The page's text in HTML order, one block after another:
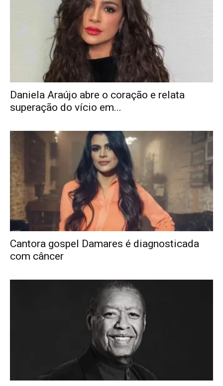
Daniela Araújo abre o coração e relata
superação do vício em...
Cantora gospel Damares é diagnosticada
com câncer